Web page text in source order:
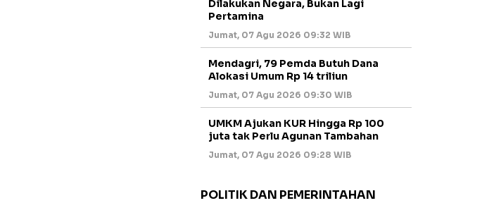
Dilakukan Negara, Bukan Lagi
Pertamina
Jumat, 07 Agu 2026 09:32 WIB
Mendagri, 79 Pemda Butuh Dana
Alokasi Umum Rp 14 triliun
Jumat, 07 Agu 2026 09:30 WIB
UMKM Ajukan KUR Hingga Rp 100
juta tak Perlu Agunan Tambahan
Jumat, 07 Agu 2026 09:28 WIB
POLITIK DAN PEMERINTAHAN